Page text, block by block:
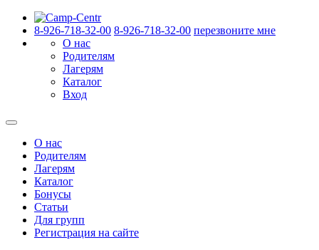
8-926-718-32-00 8-926-718-32-00 перезвоните мне
О нас
Родителям
Лагерям
Каталог
Вход
О нас
Родителям
Лагерям
Каталог
Бонусы
Статьи
Для групп
Регистрация на сайте